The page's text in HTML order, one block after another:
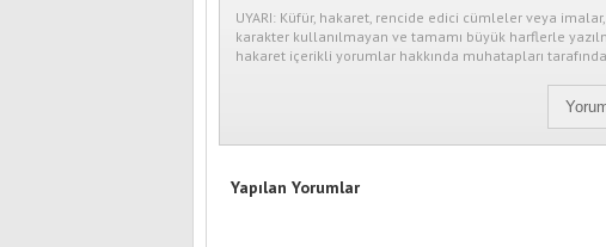
UYARI: Küfür, hakaret, rencide edici cümleler veya
karakter kullanılmayan ve tamamı büyük harflerle
hakaret içerikli yorumlar hakkında muhatapları
Yapılan Yorumlar